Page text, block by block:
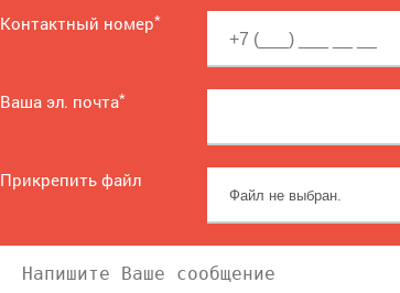
Контактный номер*
Ваша эл. почта*
Прикрепить файл